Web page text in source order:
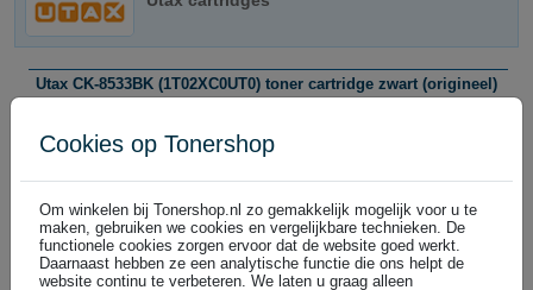
Utax CK-8533BK (1T02XC0UT0) toner cartridge zwart (origineel)
Bel voor levertijd +31 26 3193981
40.000 pagina's
€ 184,99(€ 152,88 excl) In winkelwagen
Utax CK-8533M (1T02XCBUT0) toner cartridge magenta (origineel)
Cookies op Tonershop
Om winkelen bij Tonershop.nl zo gemakkelijk mogelijk voor u te
maken, gebruiken we cookies en vergelijkbare technieken. De
functionele cookies zorgen ervoor dat de website goed werkt.
Daarnaast hebben ze een analytische functie die ons helpt de
website continu te verbeteren. We laten u graag alleen